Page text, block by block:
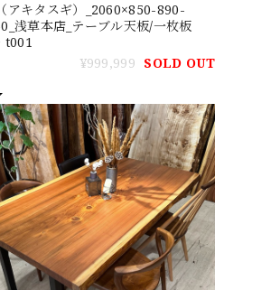
アキタスギ）_2060×850-890-
浅草本店_テーブル天板/一枚板
t001
¥999,999 SOLD OUT